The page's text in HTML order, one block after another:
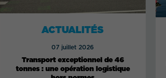
ACTUALITÉS
07 juillet 2026
Transport exceptionnel de 46
tonnes : une opération logistique